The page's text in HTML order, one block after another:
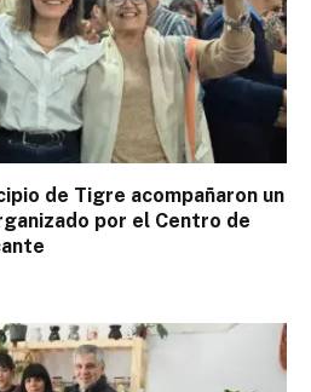
de Tigre acompañaron un
por el Centro de